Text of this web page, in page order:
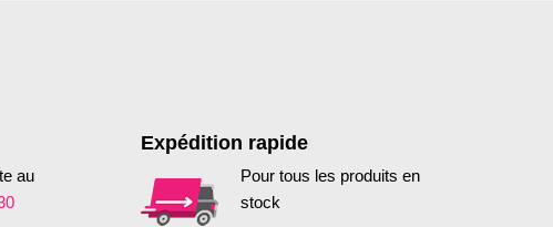
au
Expédition rapide
Pour tous les produits en
stock